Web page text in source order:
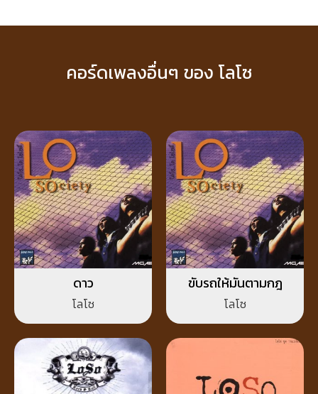
คอร์ดเพลงอื่นๆ ของ โลโซ
ดาว
โลโซ
ขับรถให้มันตามกฎ
โลโซ